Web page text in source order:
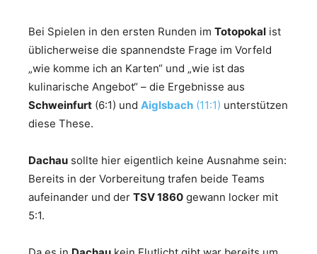
Bei Spielen in den ersten Runden im Totopokal ist
üblicherweise die spannendste Frage im Vorfeld
„wie komme ich an Karten“ und „wie ist das
kulinarische Angebot“ – die Ergebnisse aus
Schweinfurt (6:1) und Aiglsbach (11:1) unterstützen
diese These.
Dachau sollte hier eigentlich keine Ausnahme sein:
Bereits in der Vorbereitung trafen beide Teams
aufeinander und der TSV 1860 gewann locker mit
5:1.